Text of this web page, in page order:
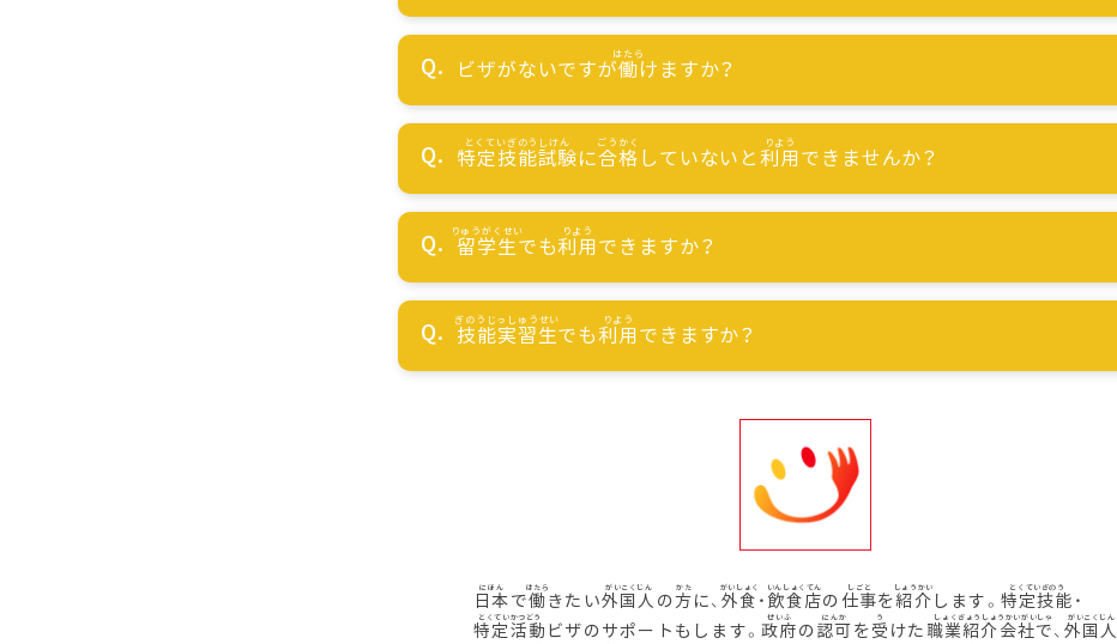
ビザがないですが働けますか？
特定技能試験に合格 していないと利用できませんか？
留学生でも利用できますか？
技能実習生でも利用できますか？
日本で働きたい外国人 の方に、 外食 ・ 飲食店の 仕事を紹介 します。 特定技能 ・
特定活動 ビザのサポートもします。政府の 認可を受 けた 職業紹介会社で、 外国人